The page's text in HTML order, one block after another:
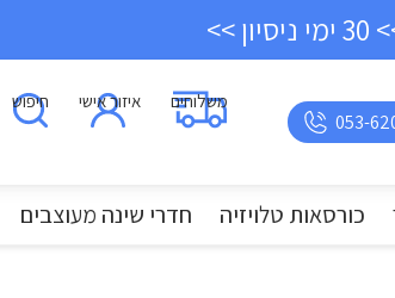
053-
משלוחים איזור אישי חיפוש
כורסאות טלויזיה חדרי שינה מעוצבים